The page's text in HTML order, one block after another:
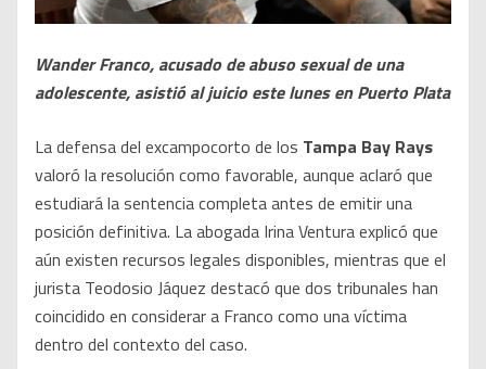
Wander Franco, acusado de abuso sexual de una
adolescente, asistió al juicio este lunes en Puerto Plata
La defensa del excampocorto de los Tampa Bay Rays
valoró la resolución como favorable, aunque aclaró que
estudiará la sentencia completa antes de emitir una
posición definitiva. La abogada Irina Ventura explicó que
aún existen recursos legales disponibles, mientras que el
jurista Teodosio Jáquez destacó que dos tribunales han
coincidido en considerar a Franco como una víctima
dentro del contexto del caso.